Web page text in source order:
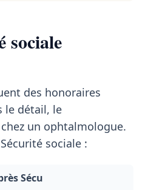
sociale
des honoraires
le détail, le
chez un ophtalmologue.
sociale :
Sécu